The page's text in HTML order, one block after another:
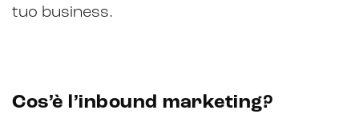
tuo business.
Cos’è l’inbound marketing?